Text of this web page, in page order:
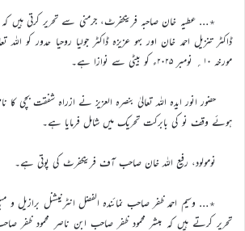
٭… عطیہ خان صاحبہ فرینکفرٹ، جرمنی سے تحریر کرتی ہیں
ڈاکٹر تنزیل احمد خان اور بہو عزیزہ ڈاکٹر جولیا روحیا حدور کو
مورخہ ۱۰؍ نومبر ۲۰۲۵ء کو بیٹی سے نوازا ہے۔
حضور انور ایدہ اللہ تعالیٰ بنصرہ العزیز نے ازراہ شفقت بچی کا
ہوئے وقف نو کی بابرکت تحریک میں شامل فرمایا ہے۔
نومولود، رفیع اللہ خان صاحب آف فرینکفرٹ کی پوتی ہے۔
٭… وسیم احمد ظفر صاحب نمائندہ الفضل انٹرنیشنل برازیل و
تحریر کرتے ہیں کہ مبشر محمود ظفر صاحب ابن ناصر محمود ظفر